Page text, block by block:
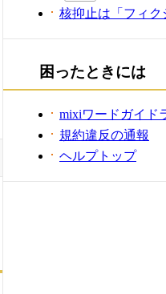
核抑止は「フィク
困ったときには
mixiワードガイド
規約違反の通報
ヘルプトップ